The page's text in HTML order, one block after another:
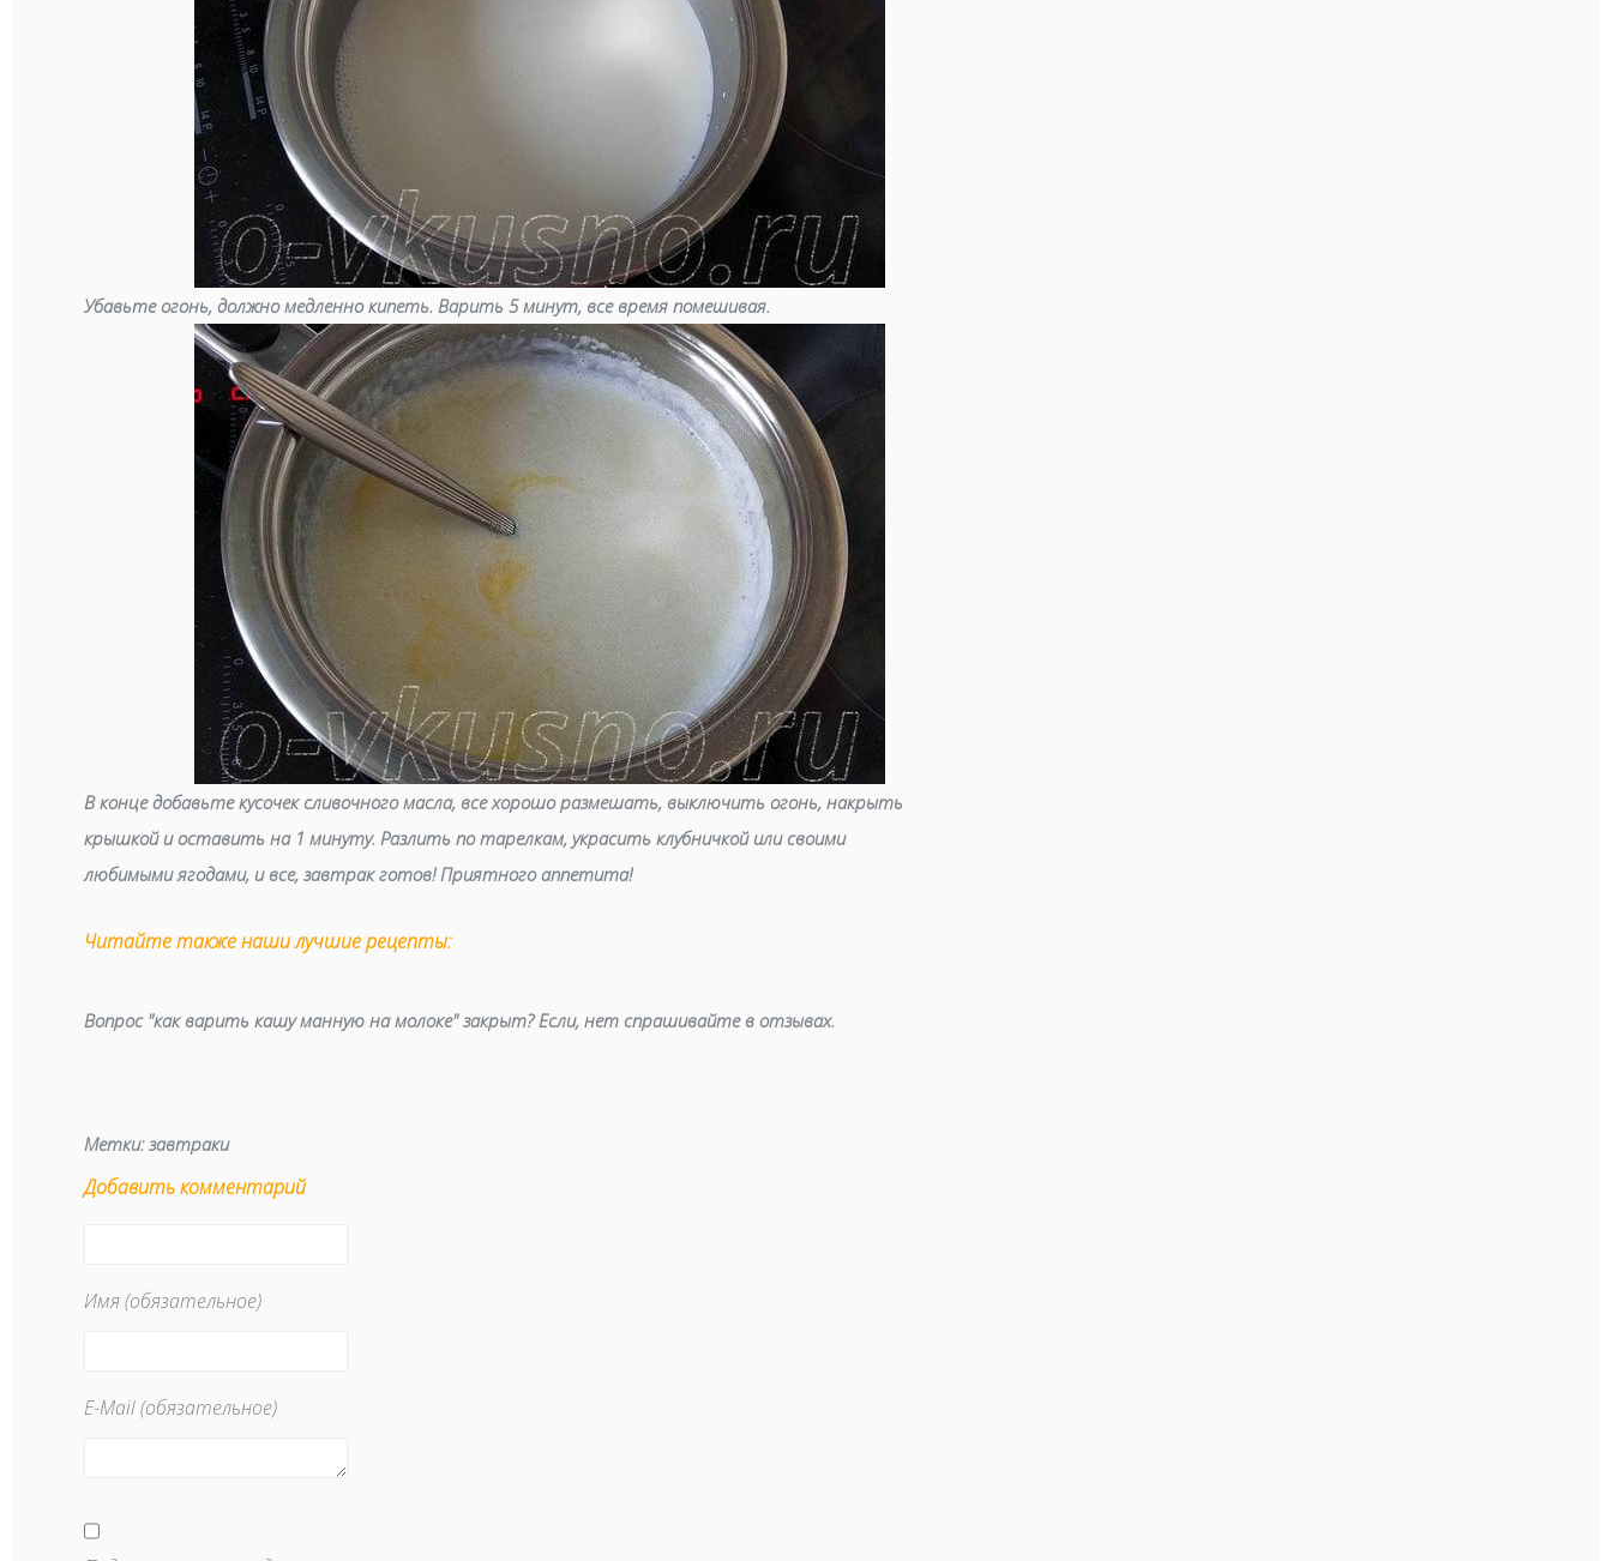
Убавьте огонь, должно медленно кипеть. Варить 5 минут, все время помешивая.
В конце добавьте кусочек сливочного масла, все хорошо размешать, выключить огонь, накрыть
крышкой и оставить на 1 минуту. Разлить по тарелкам, украсить клубничкой или своими
любимыми ягодами, и все, завтрак готов! Приятного аппетита!
Читайте также наши лучшие рецепты:
Вопрос "как варить кашу манную на молоке" закрыт? Если, нет спрашивайте в отзывах.
Метки:завтраки
Добавить комментарий
Имя (обязательное)
E-Mail (обязательное)